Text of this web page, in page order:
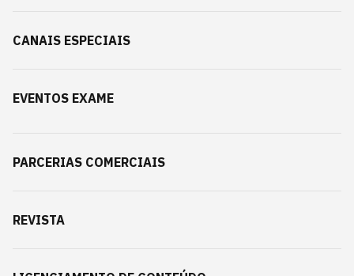
CANAIS ESPECIAIS
EVENTOS EXAME
PARCERIAS COMERCIAIS
REVISTA